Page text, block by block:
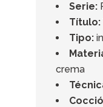
Serie:
Título:
Tipo:
crema